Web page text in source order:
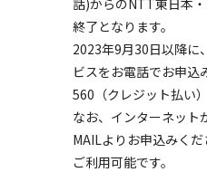
話)からのNTT東日本
終了となります。
2023年9月30日以降に
ビスをお電話でお申
560（クレジット払い
なお、インターネット
MAILよりお申込みく
ご利用可能です。